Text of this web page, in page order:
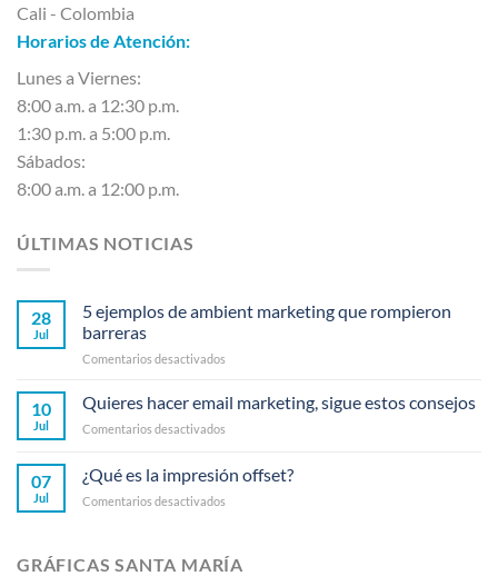
Cali - Colombia
Horarios de Atención:
Lunes a Viernes:
8:00 a.m. a 12:30 p.m.
1:30 p.m. a 5:00 p.m.
Sábados:
8:00 a.m. a 12:00 p.m.
ÚLTIMAS NOTICIAS
28
Jul
5 ejemplos de ambient marketing que rompieron
barreras
Comentarios desactivados
ejemplos
ambient
que
barreras
10
Jul
Quieres hacer email marketing, sigue estos consejos
Comentarios desactivados
email
marketing,
consejos
07
Jul
¿Qué es la impresión offset?
Comentarios desactivados
la
impresión
GRÁFICAS SANTA MARÍA